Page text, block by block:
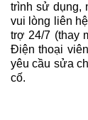
trình sử dụng,
vui lòng liên
trợ 24/7 (thay
Điện thoại
yêu cầu sửa
cố.